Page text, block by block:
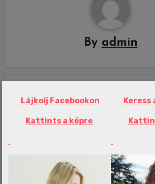
By admin
Related Post
Így válhat veszélyessé a
dinnye
Lájkolj Facebookon
Kattints a képre
Keress